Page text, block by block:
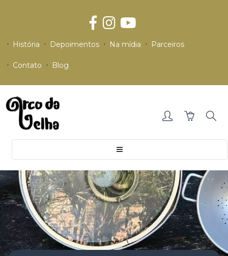
História Depoimentos Na mídia Parceiros
Contato Blog